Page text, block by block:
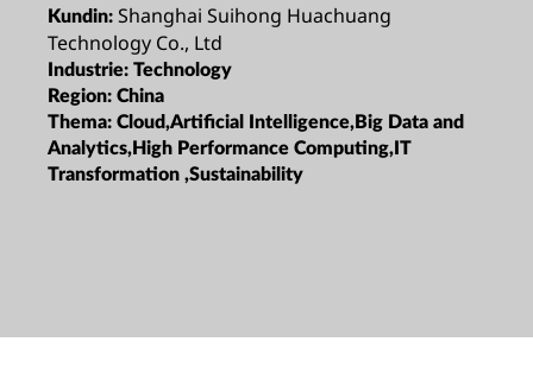
Kundin: Shanghai Suihong Huachuang
Technology Co., Ltd
Industrie: Technology
Region: China
Thema: Cloud,Artificial Intelligence,Big Data and
Analytics,High Performance Computing,IT
Transformation ,Sustainability